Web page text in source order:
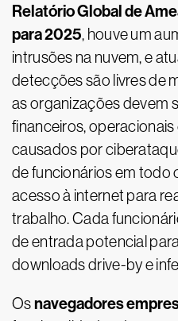
Relatório Global de
para 2025, houve um
intrusões na nuvem, e
detecções são livres de
as organizações devem
financeiros,
causados por
de funcionários em todo
acesso à internet para
trabalho. Cada
de entrada potencial
downloads drive-by e
Osnavegadores